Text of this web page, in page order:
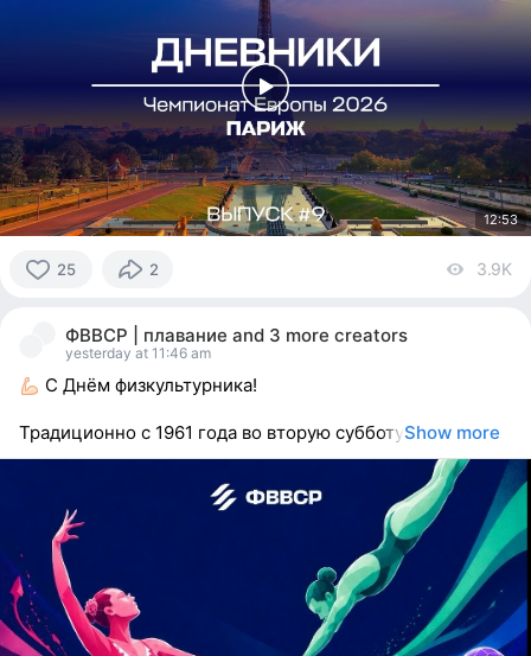
12:53
25
reacted
2 3.9K
ФВВСР | плавание and 3 more creators
yesterday at 11:46 am
С Днём физкультурника!
Традиционно с 1961 года во вторую субботуShow more